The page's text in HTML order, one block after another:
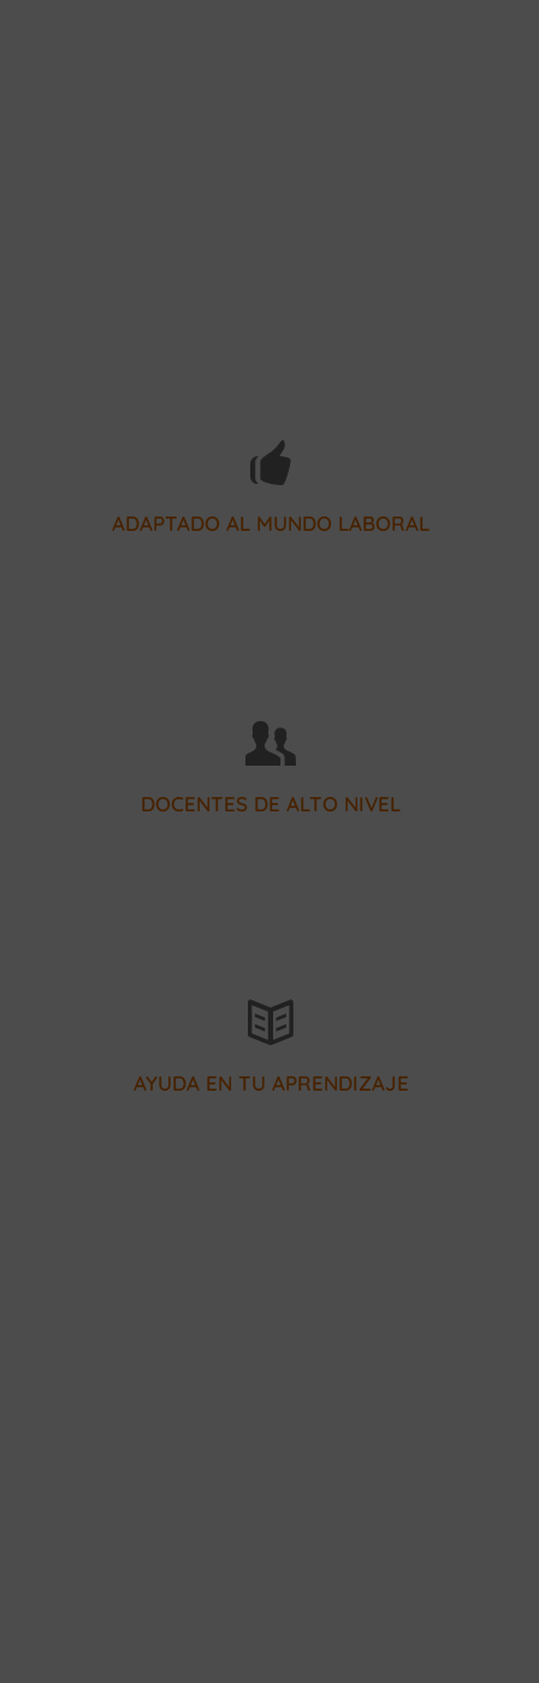
ADAPTADO AL MUNDO LABORAL
empresas del sector
DOCENTES DE ALTO NIVEL
matriculados desde 1970
AYUDA EN TU APRENDIZAJE
profesores listos para ayudarte